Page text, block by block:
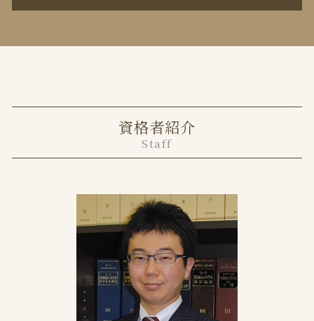
離婚調停 費用
離婚届 必要書類
離婚協議書 公正証書
協議離婚とは 証人
監護権 手続き
調停離婚 弁護士
離婚裁判 弁護士費用
調停離婚 期間
調停離婚 離婚届
遺産分割協議書 不動産 共有
家賃滞納 何も言われない
相続 不動産 共有分割
不動産売却 トラブル
境界トラブル 弁護士
任意売却 メリット
不動産トラブル 事例
境界塀 トラブル
千代田区 離婚 弁護士
千代田区 不動産トラブル 弁護士
港区 離婚 弁護士
中央区 不動産トラブル 弁護士
資格者紹介
Staff